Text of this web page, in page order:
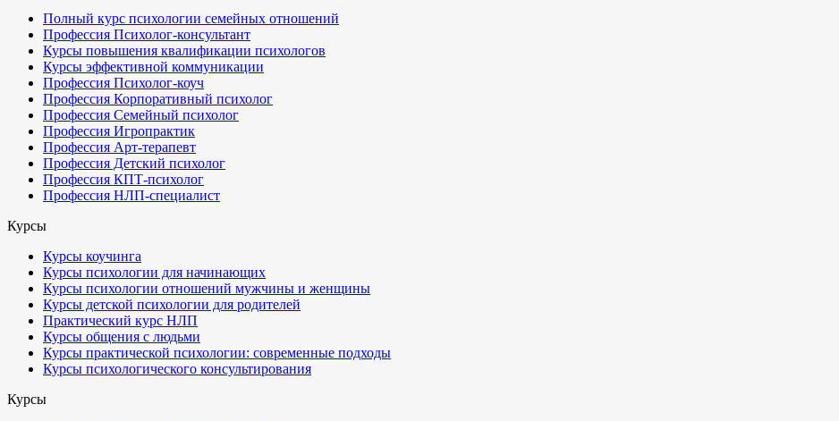
Полный курс психологии семейных отношений
Профессия Психолог-консультант
Курсы повышения квалификации психологов
Курсы эффективной коммуникации
Профессия Психолог-коуч
Профессия Корпоративный психолог
Профессия Семейный психолог
Профессия Игропрактик
Профессия Арт-терапевт
Профессия Детский психолог
Профессия КПТ-психолог
Профессия НЛП-специалист
Курсы
Курсы коучинга
Курсы психологии для начинающих
Курсы психологии отношений мужчины и женщины
Курсы детской психологии для родителей
Практический курс НЛП
Курсы общения с людьми
Курсы практической психологии: современные подходы
Курсы психологического консультирования
Курсы